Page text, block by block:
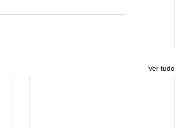
Ver tudo